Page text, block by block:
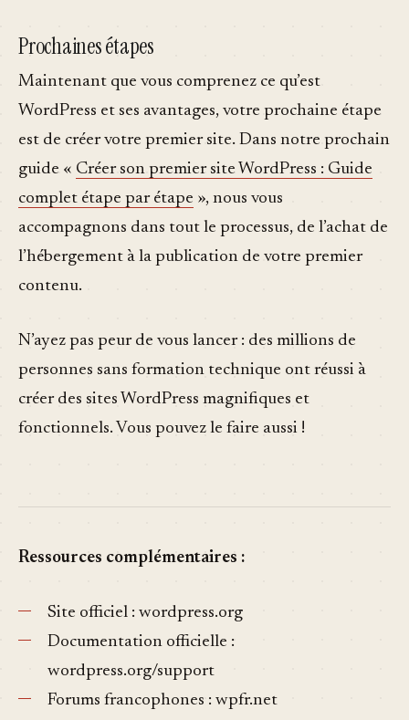
Prochaines étapes
Maintenant que vous comprenez ce qu’est
WordPress et ses avantages, votre prochaine étape
est de créer votre premier site. Dans notre prochain
guide « Créer son premier site WordPress : Guide
complet étape par étape », nous vous
accompagnons dans tout le processus, de l’achat de
l’hébergement à la publication de votre premier
contenu.
N’ayez pas peur de vous lancer : des millions de
personnes sans formation technique ont réussi à
créer des sites WordPress magnifiques et
fonctionnels. Vous pouvez le faire aussi !
Ressources complémentaires :
Site officiel : wordpress.org
Documentation officielle :
wordpress.org/support
Forums francophones : wpfr.net